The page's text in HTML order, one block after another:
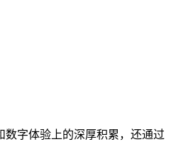
数字体验上的深厚积累，还通过